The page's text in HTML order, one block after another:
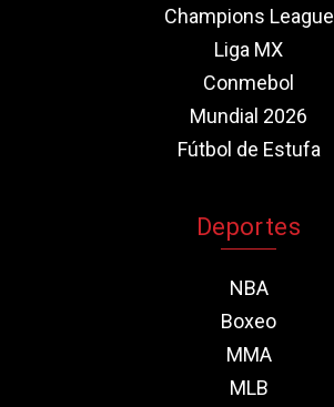
Champions League
Liga MX
Conmebol
Mundial 2026
Fútbol de Estufa
Deportes
NBA
Boxeo
MMA
MLB